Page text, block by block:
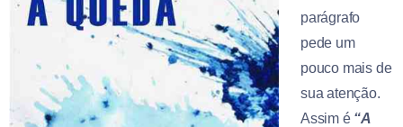
parágrafo
pede um
pouco mais de
sua atenção.
Assim é “A